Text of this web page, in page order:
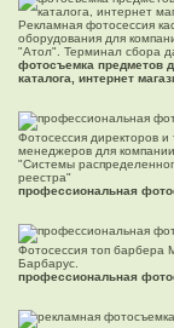
Рекламная фотосессия
оборудования для
"Атол". Терминал сбора
фотосъемка предметов
каталога, интернет
Фотосессия директоров и
менеджеров для компании
"Системы
реестра"
профессиональная
Фотосессия топ барбера
Барбарус.
профессиональная